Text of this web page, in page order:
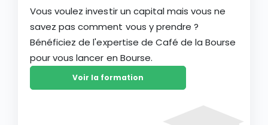
Vous voulez investir un capital mais vous ne
savez pas comment vous y prendre ?
Bénéficiez de l'expertise de Café de la Bourse
pour vous lancer en Bourse.
Voir la formation